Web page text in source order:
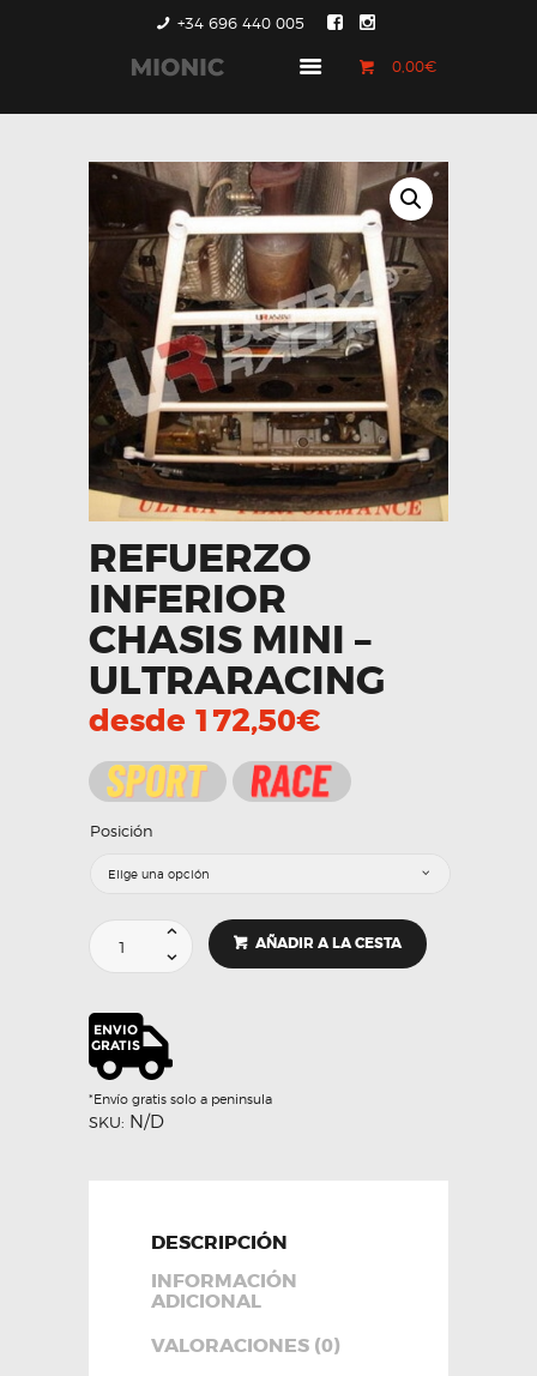
+34 696 440 005
0,00€
GENERACIÓN 1
GENERACIÓN 3
COUNTRYMAN &
PACEMAN
CONTACTO
REFUERZO
INFERIOR
CHASIS MINI –
ULTRARACING
desde 172,50€
Posición
Refuerzo
inferior
chasis
-
Ultraracing
cantidad
AÑADIR A LA CESTA
*Envío gratis solo a peninsula
SKU: N/D
DESCRIPCIÓN
INFORMACIÓN
ADICIONAL
VALORACIONES (0)